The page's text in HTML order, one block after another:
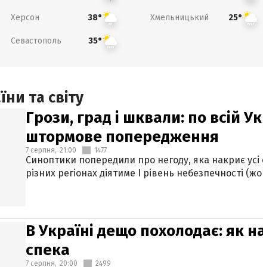
Херсон 38° Хмельницький 25°
Севастополь 35°
та світу
Грози, град і шквали: по всій
штормове попередження
7 серпня, 21:00 1477
Синоптики попередили про негоду, яка накриє усі
різних регіонах діятиме І рівень небезпечності
В Україні дещо похолодає: як
спека
7 серпня, 20:00 2499